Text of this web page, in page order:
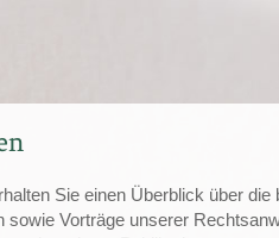
Sie einen Überblick über die
sowie Vorträge unserer